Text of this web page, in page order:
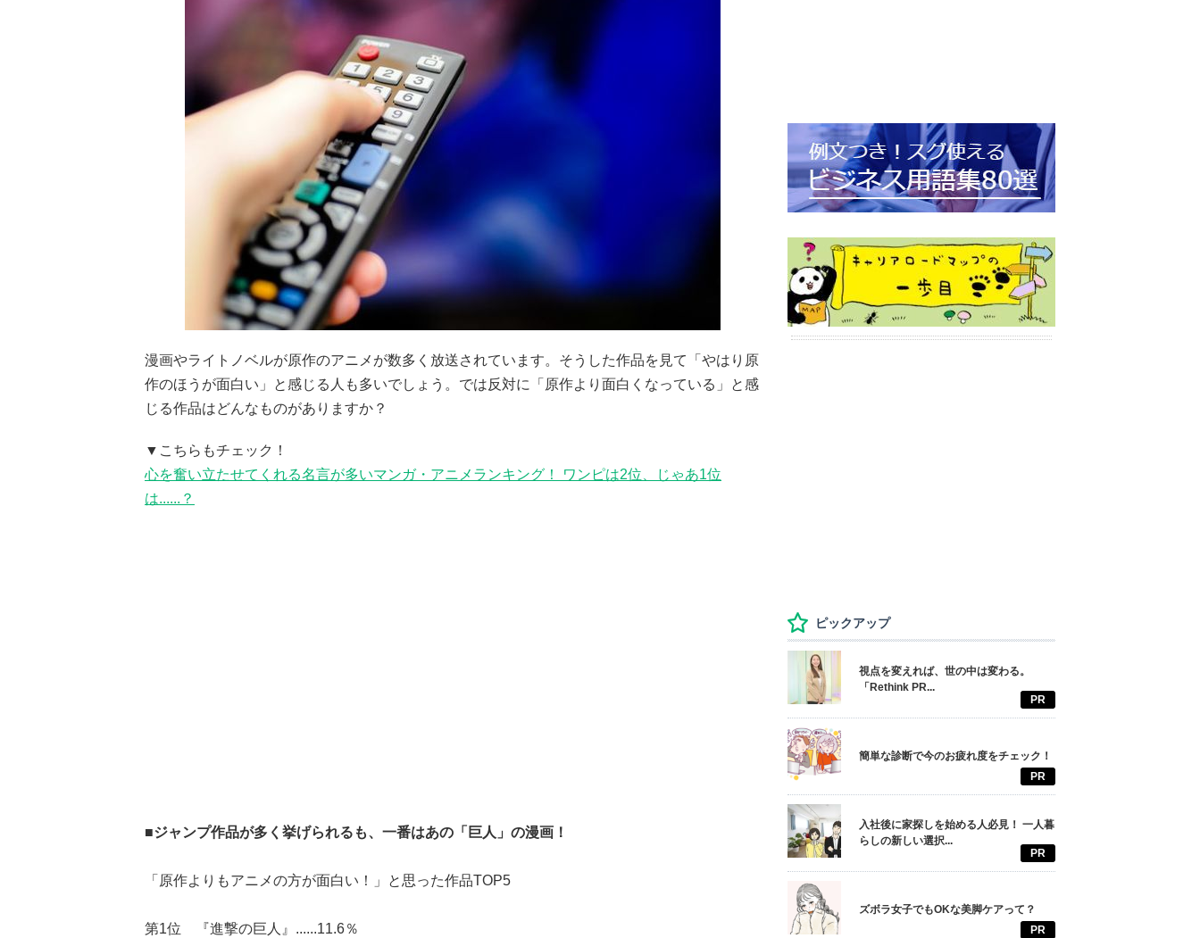
漫画やライトノベルが原作のアニメが数多く放送されています。そうした作品を見て「やはり原
作のほうが面白い」と感じる人も多いでしょう。では反対に「原作より面白くなっている」と感
じる作品はどんなものがありますか？
▼こちらもチェック！
心を奮い立たせてくれる名言が多いマンガ・アニメランキング！ ワンピは2位、じゃあ1位
は......？
■ジャンプ作品が多く挙げられるも、一番はあの「巨人」の漫画！
「原作よりもアニメの方が面白い！」と思った作品TOP5
第1位 『進撃の巨人』......11.6％
ピックアップ
視点を変えれば、世の中は変わる。
「Rethink PR...
PR
簡単な診断で今のお疲れ度をチェック！
PR
入社後に家探しを始める人必見！ 一人暮
らしの新しい選択...
PR
ズボラ女子でもOKな美脚ケアって？
PR